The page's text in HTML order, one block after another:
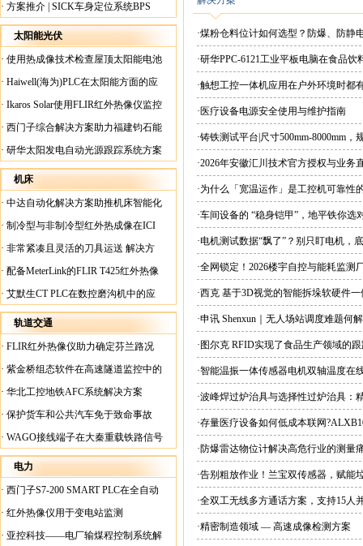
· 方案推介 | SICK车身定位系统BPS
太阳能光伏
· 使用热成像技术检查屋顶太阳能电池
板
· Haiwell(海为)PLC在太阳能方面的应
用
· Ikaros Solar使用FLIR红外热像仪监控
已装太阳能电池板
· 西门子综合解决方案助力福建钧石能
源飞速发展
· 研华太阳发电自动光源跟踪系统方案
机床
· 中达自动化解决方案助推机床智能化
升级
· 制冷型与非制冷型红外热成像在ICI
工厂内完美配合
· 非常紧凑且灵活的刀具运送 解决方
案
· 配备MeterLink的FLIR T425红外热像
仪帮助Medite Europe Ltd加快红外检测
工作速度
· 艾默生CT PLC在数控磨沟机中的应
用
轨道交通
· FLIR红外热像仪助力确定芬兰路况
· 紫金桥组态软件在高速隧道监控中的
应用
· 华北工控地铁AFC系统解决方案
· 保护货车和公共汽车免于致命事故
· WAGO接线端子在大秦重载铁路信号
楼设备中的应用
电力
· 西门子S7-200 SMART PLC在全自动
蓄电池短路内阻检测机上的应用
· 红外热像仪用于变电站监测
· 亚控科技——电厂输煤程控制系统解
·煤粉仓料位计如何选型？防爆、防静
·研华PPC-6121工业平板电脑在食品
·触想工控一体机应用在户外环境时都
·医疗设备电源安全使用与维护指南
·铸铁测试平台|尺寸500mm-8000mm，
·2026年安徽汇川技术官方授权与业务
现货直供平台
·为什么「宽温运作」是工控机可靠性
·车间设备的 “稳身铠甲”，地平铁你选
·电机测试数据“飘了”？别只盯电机，
·全网锁定！2026楼宇自控与能耗监
·西克 基于3D视觉的智能拆垛软硬件
·申讯 Shenxun｜无人场站调度难题何
·图尔克 RFID实现了食品生产领域的
·智能温振一体传感器电机双轴温度在
·波峰焊过炉治具与选择性过炉治具：
·存量医疗设备如何低成本联网
·防爆雷达物位计解决高危行业的测量
·告别粗放作业！兰宝双传感器，赋能
·全双工无线多方通话方案，支持15人
·精密制造领域 — 高速成像检测方案